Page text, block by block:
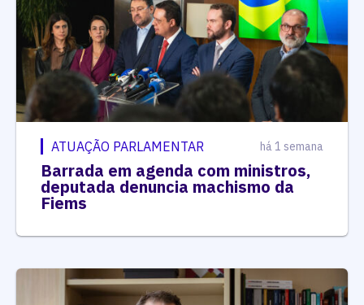
ATUAÇÃO PARLAMENTAR há 1 semana
Barrada em agenda com ministros,
deputada denuncia machismo da
Fiems